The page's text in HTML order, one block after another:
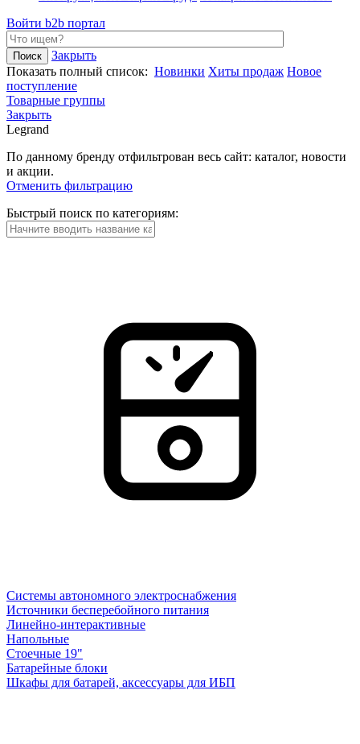
Войти b2b портал
Закрыть
Показать полный список: Новинки Хиты продаж Новое
поступление
Товарные группы
Закрыть
Legrand
По данному бренду отфильтрован весь сайт: каталог, новости
и акции.
Отменить фильтрацию
Быстрый поиск по категориям:
Системы автономного электроснабжения
Источники бесперебойного питания
Линейно-интерактивные
Напольные
Стоечные 19"
Батарейные блоки
Шкафы для батарей, аксессуары для ИБП